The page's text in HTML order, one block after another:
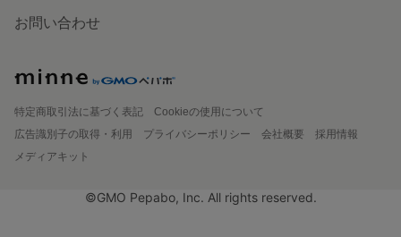
お問い合わせ
特定商取引法に基づく表記
Cookieの使用について
広告識別子の取得・利用
プライバシーポリシー 会社概要
採用情報
メディアキット
©GMO Pepabo, Inc. All rights reserved.